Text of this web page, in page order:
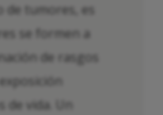
de tumores, es
se formen a
de rasgos
de vida. Un